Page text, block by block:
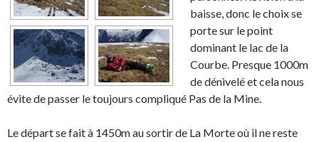
baisse, donc le choix se
porte sur le point
dominant le lac de la
Courbe. Presque 1000m
de dénivelé et cela nous
évite de passer le toujours compliqué Pas de la Mine.
Le départ se fait à 1450m au sortir de La Morte où il ne reste